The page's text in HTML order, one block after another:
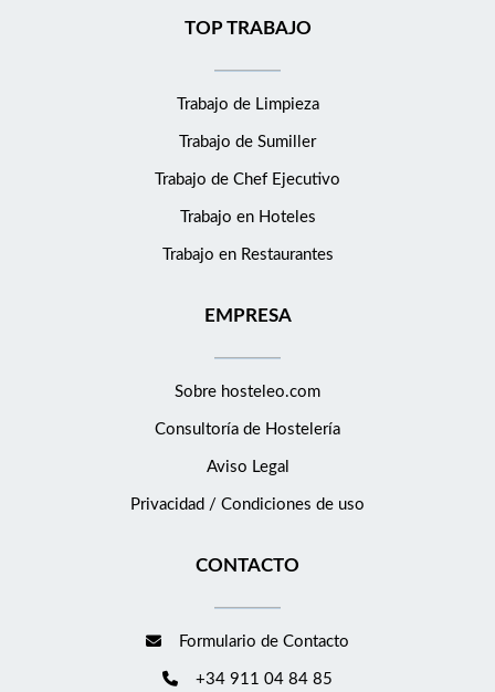
TOP TRABAJO
Trabajo de Limpieza
Trabajo de Sumiller
Trabajo de Chef Ejecutivo
Trabajo en Hoteles
Trabajo en Restaurantes
EMPRESA
Sobre hosteleo.com
Consultoría de Hostelería
Aviso Legal
Privacidad / Condiciones de uso
CONTACTO
Formulario de Contacto
+34 911 04 84 85